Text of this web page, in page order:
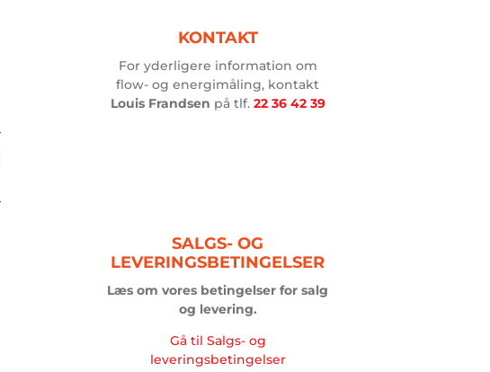
KONTAKT
For yderligere information om
flow- og energimåling, kontakt
Louis Frandsen på tlf. 22 36 42 39
SALGS- OG
LEVERINGSBETINGELSER
Læs om vores betingelser for salg
og levering.
Gå til Salgs- og
leveringsbetingelser